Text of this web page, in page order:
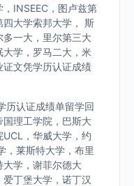
INSEEC，图卢兹第
大学索邦大学， 斯
一大，里尔第三大
学，罗马二大，米
文凭学历认证成绩
历认证成绩单留学回
理工学院，巴斯大
，华威大学，约
，莱斯特大学，布里
学，谢菲尔德大
丁堡大学，诺丁汉